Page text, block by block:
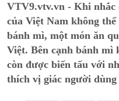
Time
VTV9.vtv.vn - Khi nhắc
của Việt Nam không
bánh mì, một món ăn
Việt. Bên cạnh bánh
còn được biến tấu với
thích vị giác người dùng